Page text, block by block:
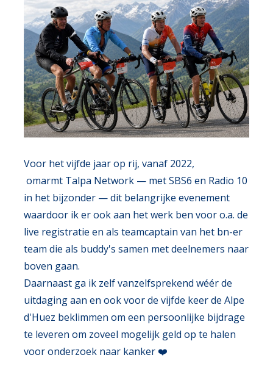
Voor het vijfde jaar op rij, vanaf 2022,
omarmt Talpa Network — metSBS6 en Radio 10
in het bijzonder — dit belangrijke evenement
waardoor ik er ook aan het werk ben voor o.a. de
live registratie en als teamcaptain van het bn-er
team die als buddy's samen met deelnemers naar
boven gaan.
Daarnaast ga ik zelf vanzelfsprekend wéér de
uitdaging aan en ook voor de vijfde keer de Alpe
d'Huez beklimmen om een persoonlijke bijdrage
te leveren om zoveel mogelijk geld op te halen
voor onderzoek naar kanker ❤️